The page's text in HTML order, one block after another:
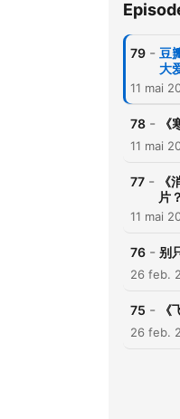
79 - 豆
大
11 mai
78 -
11 mai
77 -
片
11 mai
76 - 别
26 feb.
75 -
26 feb.